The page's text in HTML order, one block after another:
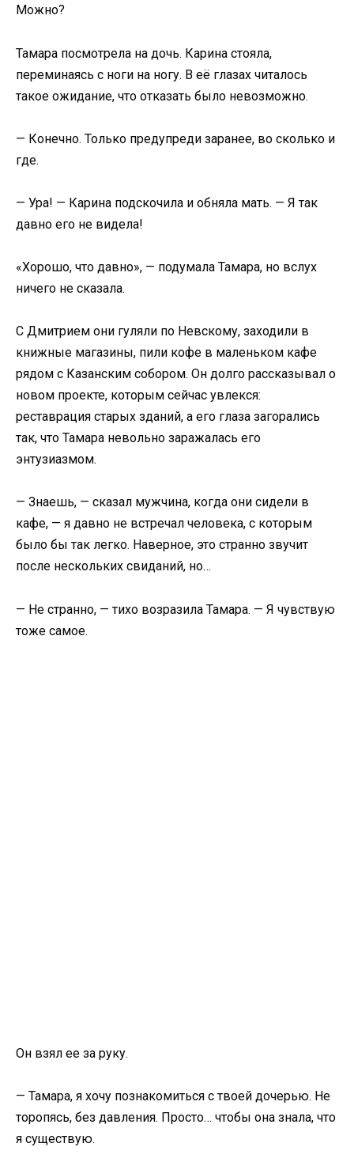
Можно?
Тамара посмотрела на дочь. Карина стояла,
переминаясь с ноги на ногу. В её глазах читалось
такое ожидание, что отказать было невозможно.
— Конечно. Только предупреди заранее, во сколько и
где.
— Ура! — Карина подскочила и обняла мать. — Я так
давно его не видела!
«Хорошо, что давно», — подумала Тамара, но вслух
ничего не сказала.
С Дмитрием они гуляли по Невскому, заходили в
книжные магазины, пили кофе в маленьком кафе
рядом с Казанским собором. Он долго рассказывал о
новом проекте, которым сейчас увлекся:
реставрация старых зданий, а его глаза загорались
так, что Тамара невольно заражалась его
энтузиазмом.
— Знаешь, — сказал мужчина, когда они сидели в
кафе, — я давно не встречал человека, с которым
было бы так легко. Наверное, это странно звучит
после нескольких свиданий, но…
— Не странно, — тихо возразила Тамара. — Я чувствую
тоже самое.
Он взял ее за руку.
— Тамара, я хочу познакомиться с твоей дочерью. Не
торопясь, без давления. Просто… чтобы она знала, что
я существую.